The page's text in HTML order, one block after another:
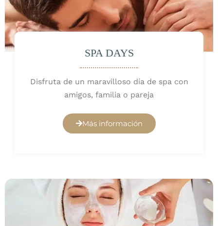
SPA DAYS
Disfruta de un maravilloso día de spa con
amigos, familia o pareja
Más información